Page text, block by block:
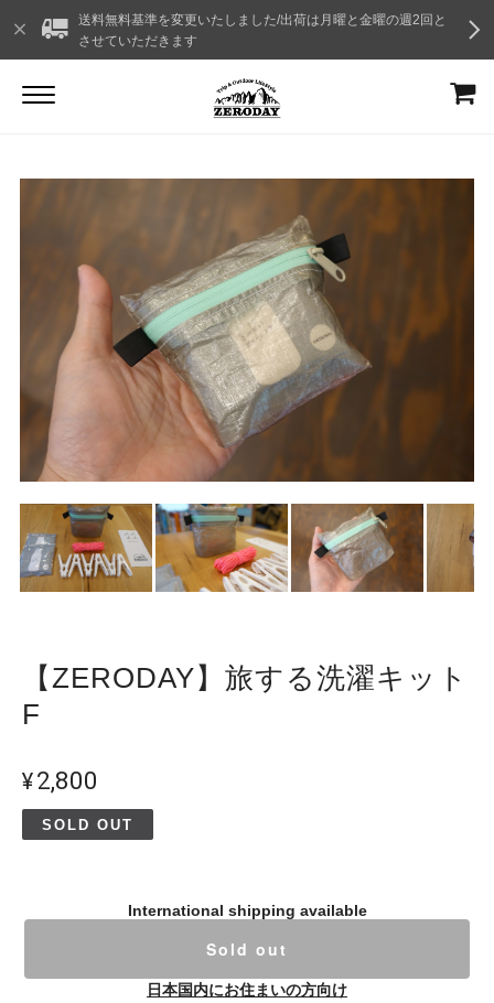
送料無料基準を変更いたしました/出荷は月曜と金曜の週2回と
させていただきます
【ZERODAY】旅する洗濯キット
F
¥2,800
SOLD OUT
International shipping available
Sold out
日本国内にお住まいの方向け